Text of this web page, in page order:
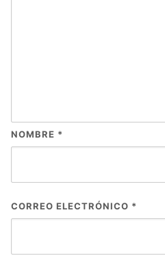
NOMBRE *
CORREO ELECTRÓNICO *